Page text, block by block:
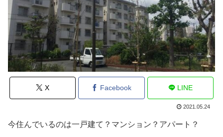
X Facebook LINE
2021.05.24
今住んでいるのは一戸建て？マンション？アパート？